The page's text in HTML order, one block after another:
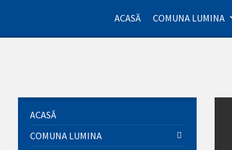
sidebar
sidebar
ACASĂ COMUNA LUMINA
ACASĂ
COMUNA LUMINA